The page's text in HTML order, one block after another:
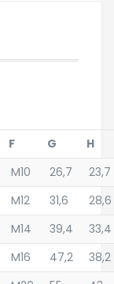
F G
H
M10 26,7
23,7
M12 31,6
28,6
M14 39,4
33,4
M16 47,2
38,2